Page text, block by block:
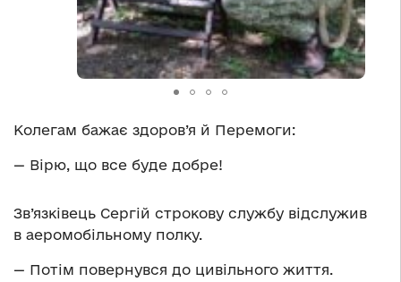
Колегам бажає здоров’я й Перемоги:
— Вірю, що все буде добре!
Зв’язківець Сергій строкову службу відслужив
в аеромобільному полку.
— Потім повернувся до цивільного життя.